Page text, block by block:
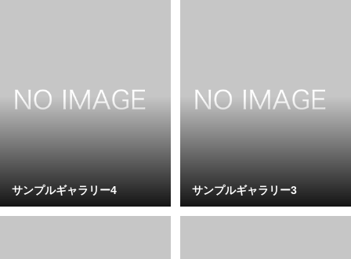
サンプルギャラリー4 サンプルギャラリー3